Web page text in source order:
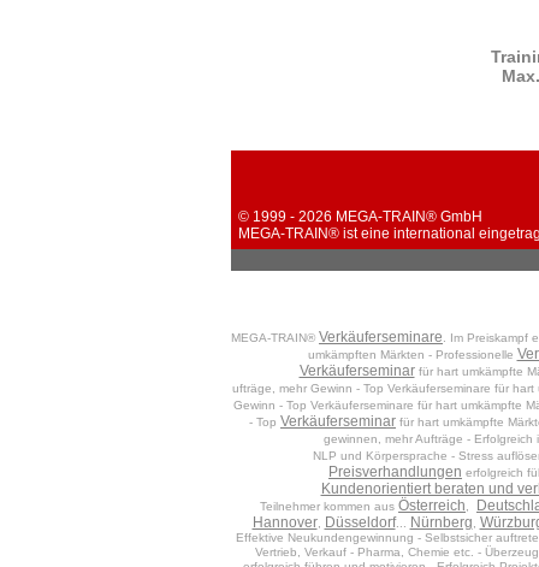
© 1999 - 2026 MEGA-TRAIN® GmbH
MEGA-TRAIN® ist eine international
MEGA-TRAIN® Verkäuferseminare . Im
umkämpften Märkten - Professionelle
Verkäuferseminarfür hart umkämpfte
ufträge, mehr Gewinn - Top Verkäuferseminare für
Gewinn - Top Verkäuferseminare für hart umkämpfte
- Top Verkäuferseminar für hart umkämpfte
gewinnen, mehr Aufträge -
NLP und Körpersprache - Stress
Preisverhandlungen erfolgreich
Kundenorientiert beraten und
Teilnehmer kommen aus Österreich
Hannover, Düsseldorf... Nürnberg
Effektive Neukundengewinnung - Selbstsicher
Vertrieb, Verkauf - Pharma, Chemie etc. -